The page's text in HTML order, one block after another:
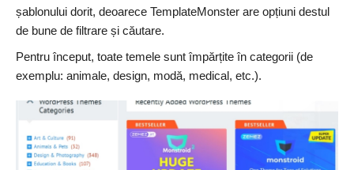
șablonului dorit, deoarece TemplateMonster are opțiuni destul
de bune de filtrare și căutare.
Pentru început, toate temele sunt împărțite în categorii (de
exemplu: animale, design, modă, medical, etc.).